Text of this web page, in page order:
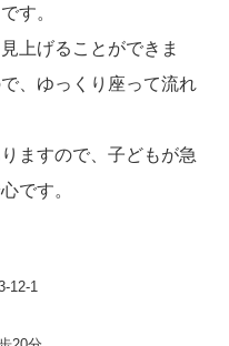
す。
上げることができま
、ゆっくり座って流れ
ますので、子どもが急
です。
12-1